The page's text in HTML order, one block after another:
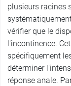
plusieurs racines
vérifier que le
l'incontinence.
spécifiquement
déterminer
réponse anale.